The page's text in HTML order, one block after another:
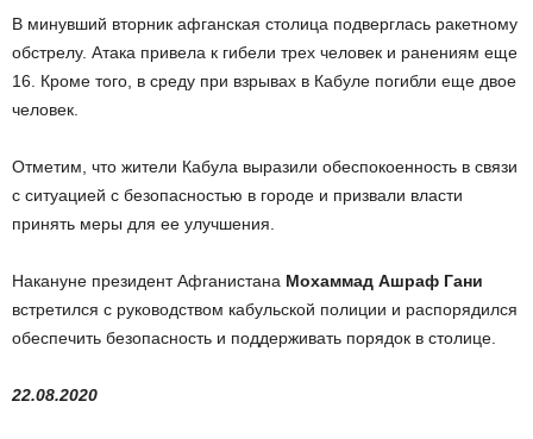
В минувший вторник афганская столица подверглась ракетному
обстрелу. Атака привела к гибели трех человек и ранениям еще
16. Кроме того, в среду при взрывах в Кабуле погибли еще двое
человек.
Отметим, что жители Кабула выразили обеспокоенность в связи
с ситуацией с безопасностью в городе и призвали власти
принять меры для ее улучшения.
Накануне президент Афганистана Мохаммад Ашраф Гани
встретился с руководством кабульской полиции и распорядился
обеспечить безопасность и поддерживать порядок в столице.
22.08.2020